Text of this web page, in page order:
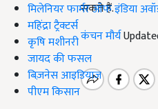
मिलेनियर फार्मर ऑफ इंडिया
महिंद्रा ट्रैक्टर्स
कृषि मशीनरी
जायद की फसल
बिज़नेस आइडियाज
पीएम किसान
सकते हैं.
कंचन मौर्य